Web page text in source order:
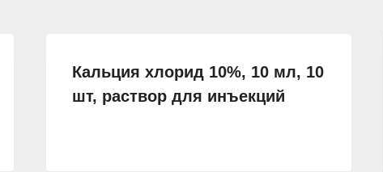
Кальция хлорид 10%, 10 мл, 10
шт, раствор для инъекций